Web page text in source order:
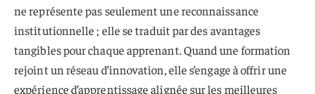
ne représente pas seulement une reconnaissance
institutionnelle ; elle se traduit par des avantages
tangibles pour chaque apprenant. Quand une formation
rejoint un réseau d’innovation, elle s’engage à offrir une
expérience d’apprentissage alignée sur les meilleures